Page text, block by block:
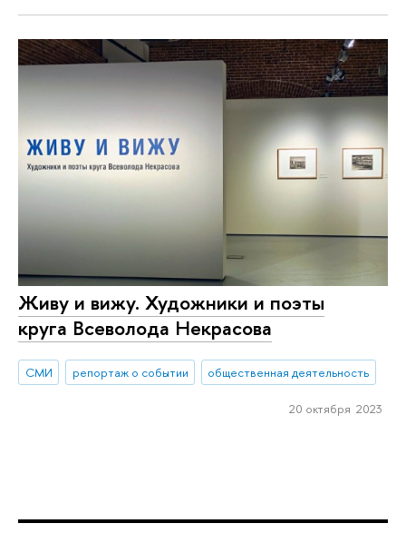
Живу и вижу. Художники и поэты
круга Всеволода Некрасова
СМИ репортаж о событии общественная деятельность
20 октября 2023